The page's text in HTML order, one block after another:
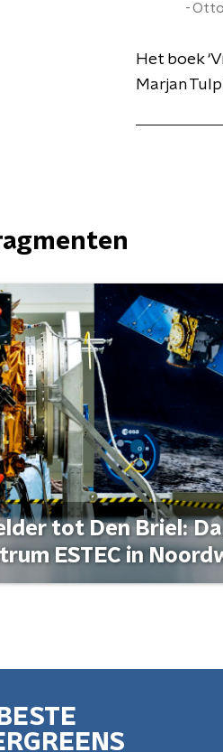
Het boek
Marjan
tot Den Briel:
ESTEC in